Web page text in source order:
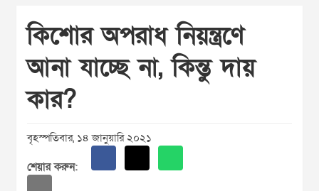
কিশোর অপরাধ নিয়ন্ত্রণে
আনা যাচ্ছে না, কিন্তু দায়
কার?
বৃহস্পতিবার, ১৪ জানুয়ারি ২০২১
শেয়ার করুন: